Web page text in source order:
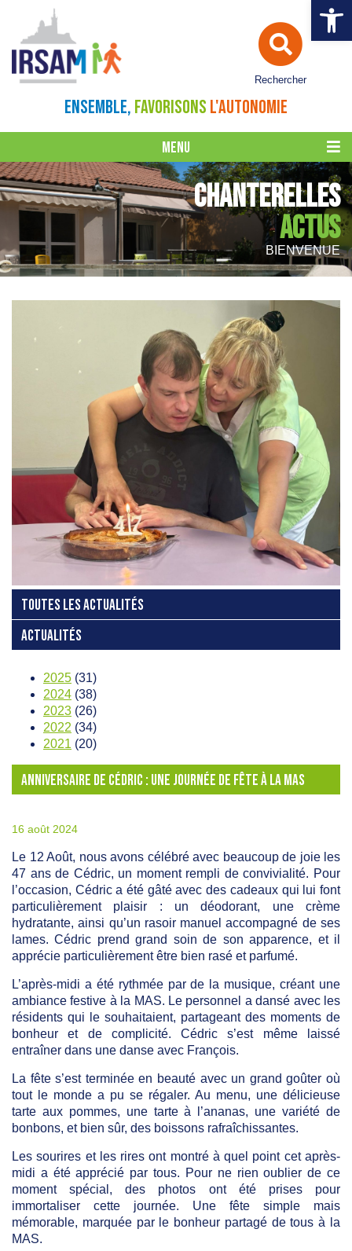
Ouvrir
Rechercher
ENSEMBLE, FAVORISONS L'AUTONOMIE
MENU
CHANTERELLES
ACTUS
BIENVENUE
TOUTES LES ACTUALITÉS
ACTUALITÉS
2025 (31)
2024 (38)
2023 (26)
2022 (34)
2021 (20)
ANNIVERSAIRE DE CÉDRIC : UNE JOURNÉE DE FÊTE À LA MAS
16 août 2024
Le 12 Août, nous avons célébré avec beaucoup de joie les
47 ans de Cédric, un moment rempli de convivialité. Pour
l’occasion, Cédric a été gâté avec des cadeaux qui lui font
particulièrement plaisir : un déodorant, une crème
hydratante, ainsi qu’un rasoir manuel accompagné de ses
lames. Cédric prend grand soin de son apparence, et il
apprécie particulièrement être bien rasé et parfumé.
L’après-midi a été rythmée par de la musique, créant une
ambiance festive à la MAS. Le personnel a dansé avec les
résidents qui le souhaitaient, partageant des moments de
bonheur et de complicité. Cédric s’est même laissé
entraîner dans une danse avec François.
La fête s’est terminée en beauté avec un grand goûter où
tout le monde a pu se régaler. Au menu, une délicieuse
tarte aux pommes, une tarte à l’ananas, une variété de
bonbons, et bien sûr, des boissons rafraîchissantes.
Les sourires et les rires ont montré à quel point cet après-
midi a été apprécié par tous. Pour ne rien oublier de ce
moment spécial, des photos ont été prises pour
immortaliser cette journée. Une fête simple mais
mémorable, marquée par le bonheur partagé de tous à la
MAS.